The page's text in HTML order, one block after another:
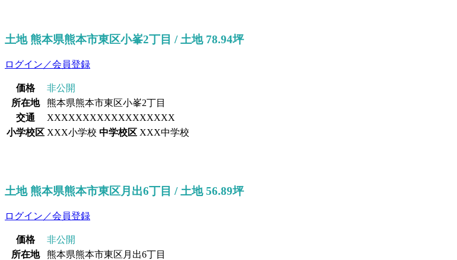
土地 熊本県熊本市東区小峯2丁目 / 土地 78.94坪
ログイン／会員登録
価格
非公開
所在地
熊本県熊本市東区小峯2丁目
交通
XXXXXXXXXXXXXXXXXX
小学校区 XXX小学校 中学校区 XXX中学校
土地 熊本県熊本市東区月出6丁目 / 土地 56.89坪
ログイン／会員登録
価格
非公開
所在地
熊本県熊本市東区月出6丁目